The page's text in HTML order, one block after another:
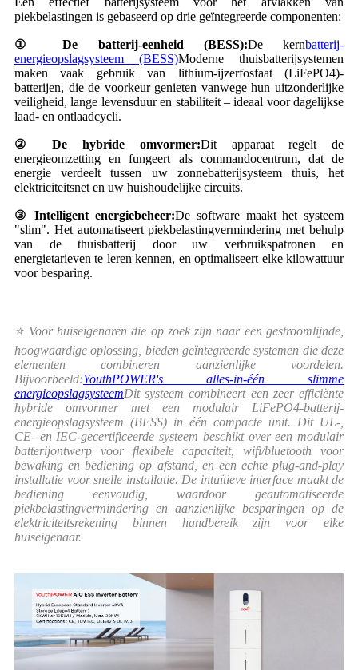
piekbelastingen is gebaseerd op drie geïntegreerde componenten:
① De batterij-eenheid (BESS):De kernbatterij-
energieopslagsysteem (BESS)Moderne thuisbatterijsystemen
maken vaak gebruik van lithium-ijzerfosfaat (LiFePO4)-
batterijen, die de voorkeur genieten vanwege hun uitzonderlijke
veiligheid, lange levensduur en stabiliteit – ideaal voor dagelijkse
laad- en ontlaadcycli.
② De hybride omvormer:Dit apparaat regelt de
energieomzetting en fungeert als commandocentrum, dat de
energie verdeelt tussen uw zonnebatterijsysteem thuis, het
elektriciteitsnet en uw huishoudelijke circuits.
③ Intelligent energiebeheer:De software maakt het systeem
"slim". Het automatiseert piekbelastingvermindering met behulp
van de thuisbatterij door uw verbruikspatronen en
energietarieven te leren kennen, en optimaliseert elke kilowattuur
voor besparing.
⭐ Voor huiseigenaren die op zoek zijn naar een gestroomlijnde,
hoogwaardige oplossing, bieden geïntegreerde systemen die deze
elementen combineren aanzienlijke voordelen.
Bijvoorbeeld:YouthPOWER's alles-in-één slimme
energieopslagsysteemDit systeem combineert een zeer efficiënte
hybride omvormer met een modulair LiFePO4-batterij-
energieopslagsysteem (BESS) in één compacte unit. Dit UL-,
CE- en IEC-gecertificeerde systeem beschikt over een modulair
batterijontwerp voor flexibele capaciteit, wifi/bluetooth voor
bewaking en bediening op afstand, en een echte plug-and-play
installatie voor snelle installatie. De intuïtieve interface maakt de
bediening eenvoudig, waardoor geautomatiseerde
piekbelastingvermindering en aanzienlijke besparingen op de
elektriciteitsrekening binnen handbereik zijn voor elke
huiseigenaar.